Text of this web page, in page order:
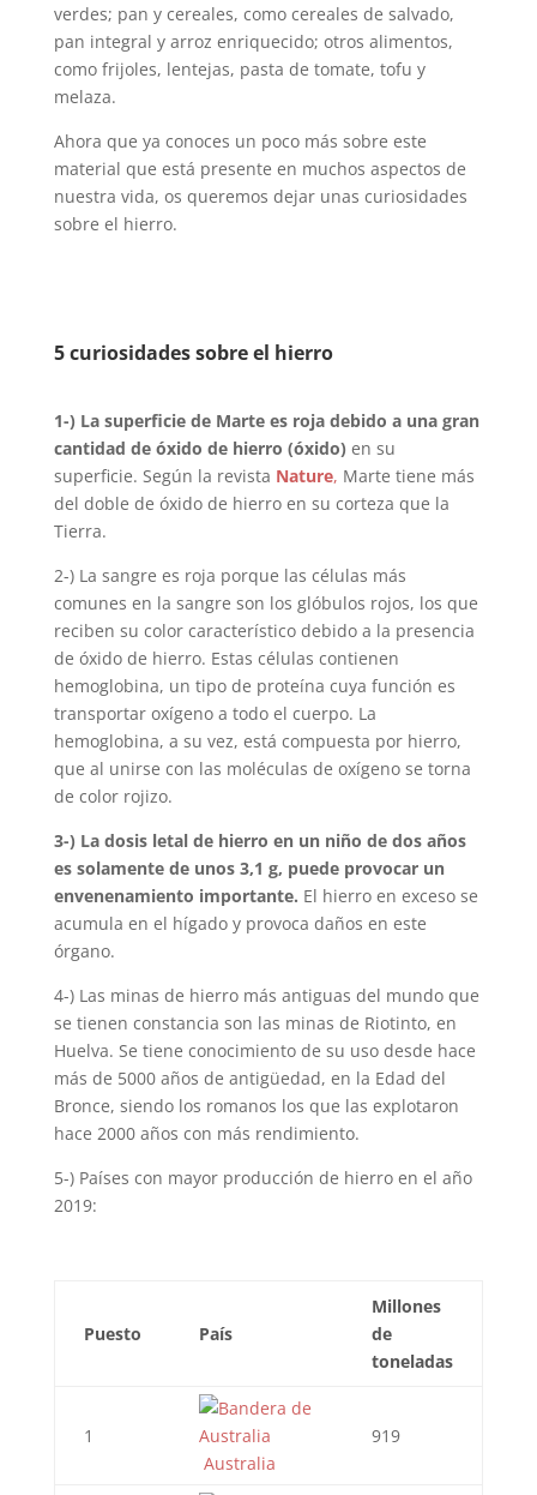
verdes; pan y cereales, como cereales de salvado,
pan integral y arroz enriquecido; otros alimentos,
como frijoles, lentejas, pasta de tomate, tofu y
melaza.
Ahora que ya conoces un poco más sobre este
material que está presente en muchos aspectos de
nuestra vida, os queremos dejar unas curiosidades
sobre el hierro.
5 curiosidades sobre el hierro
1-) La superficie de Marte es roja debido a una gran
cantidad de óxido de hierro (óxido) en su
superficie. Según la revista Nature, Marte tiene más
del doble de óxido de hierro en su corteza que la
Tierra.
2-) La sangre es roja porque las células más
comunes en la sangre son los glóbulos rojos, los que
reciben su color característico debido a la presencia
de óxido de hierro. Estas células contienen
hemoglobina, un tipo de proteína cuya función es
transportar oxígeno a todo el cuerpo. La
hemoglobina, a su vez, está compuesta por hierro,
que al unirse con las moléculas de oxígeno se torna
de color rojizo.
3-) La dosis letal de hierro en un niño de dos años
es solamente de unos 3,1 g, puede provocar un
envenenamiento importante. El hierro en exceso se
acumula en el hígado y provoca daños en este
órgano.
4-) Las minas de hierro más antiguas del mundo que
se tienen constancia son las minas de Riotinto, en
Huelva. Se tiene conocimiento de su uso desde hace
más de 5000 años de antigüedad, en la Edad del
Bronce, siendo los romanos los que las explotaron
hace 2000 años con más rendimiento.
5-) Países con mayor producción de hierro en el año
2019:
Puesto País
Millones
de
toneladas
1
Australia
919